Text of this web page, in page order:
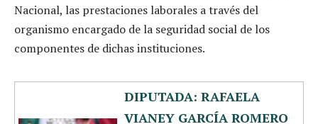
Nacional, las prestaciones laborales a través del
organismo encargado de la seguridad social de los
componentes de dichas instituciones.
DIPUTADA: RAFAELA
VIANEY GARCÍA ROMERO